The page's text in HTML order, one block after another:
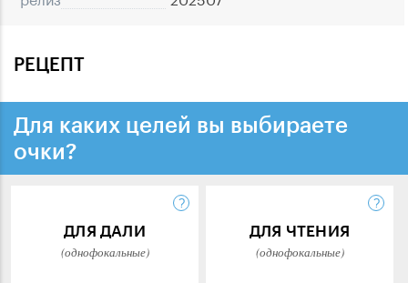
РЕЦЕПТ
Для каких целей вы выбираете
очки?
ДЛЯ ДАЛИ
(однофокальные)
ДЛЯ ЧТЕНИЯ
(однофокальные)